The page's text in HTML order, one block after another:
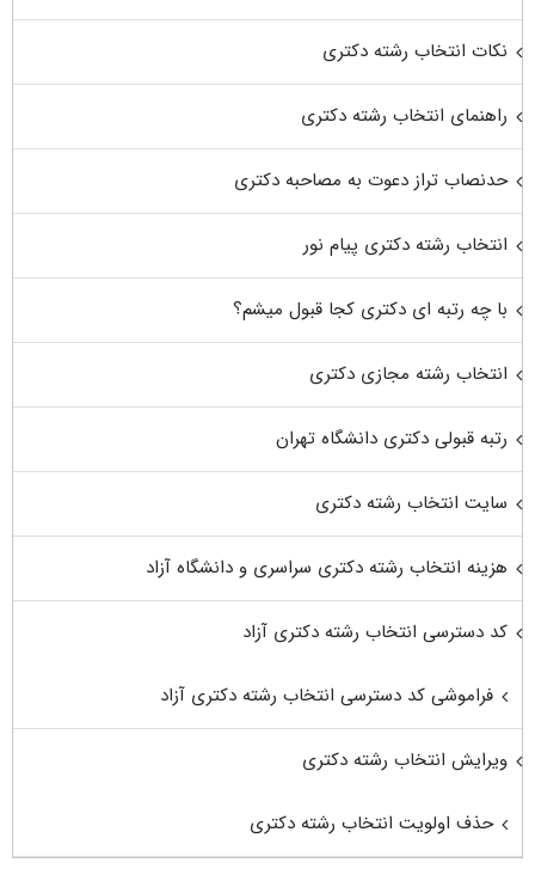
نکات انتخاب رشته دکتری
راهنمای انتخاب رشته دکتری
حدنصاب تراز دعوت به مصاحبه دکتری
انتخاب رشته دکتری پیام نور
با چه رتبه ای دکتری کجا قبول میشم؟
انتخاب رشته مجازی دکتری
رتبه قبولی دکتری دانشگاه تهران
سایت انتخاب رشته دکتری
هزینه انتخاب رشته دکتری سراسری و دانشگاه آزاد
کد دسترسی انتخاب رشته دکتری آزاد
فراموشی کد دسترسی انتخاب رشته دکتری آزاد
ویرایش انتخاب رشته دکتری
حذف اولویت انتخاب رشته دکتری